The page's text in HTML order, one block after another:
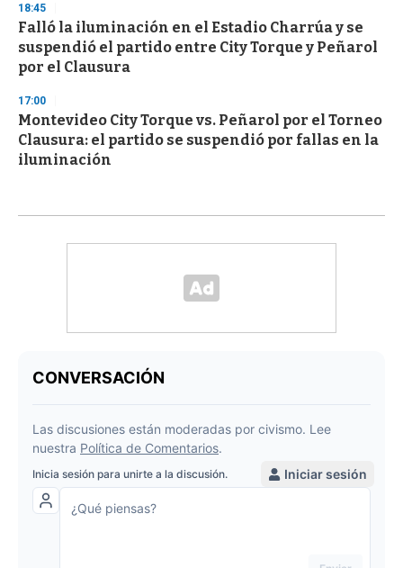
18:45
Falló la iluminación en el Estadio Charrúa y se
suspendió el partido entre City Torque y Peñarol
por el Clausura
17:00
Montevideo City Torque vs. Peñarol por el Torneo
Clausura: el partido se suspendió por fallas en la
iluminación